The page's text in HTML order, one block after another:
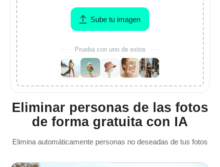
Eliminar personas de las fotos
de forma gratuita con IA
Elimina automáticamente personas no deseadas de tus fotos
Sube tu imagen
Prueba con uno de estos